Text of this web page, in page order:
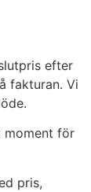
efter
fakturan. Vi
moment för
pris,